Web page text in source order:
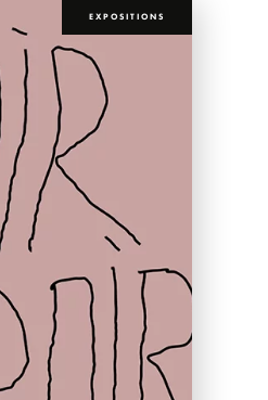
EXPOSITIONS